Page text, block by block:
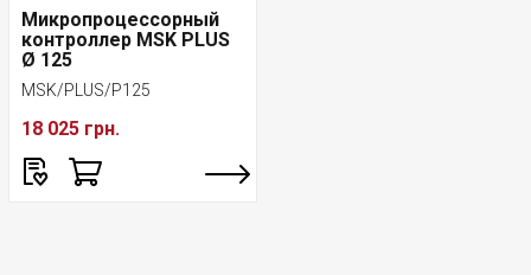
Микропроцессорный
контроллер MSK PLUS
Ø 125
MSK/PLUS/P125
18 025 грн.